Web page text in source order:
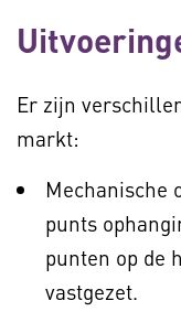
Er zijn
markt:
punts
punten op de
vastgezet.